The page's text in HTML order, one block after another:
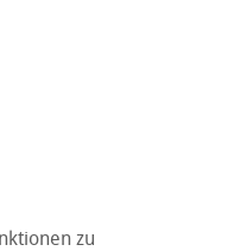
zu